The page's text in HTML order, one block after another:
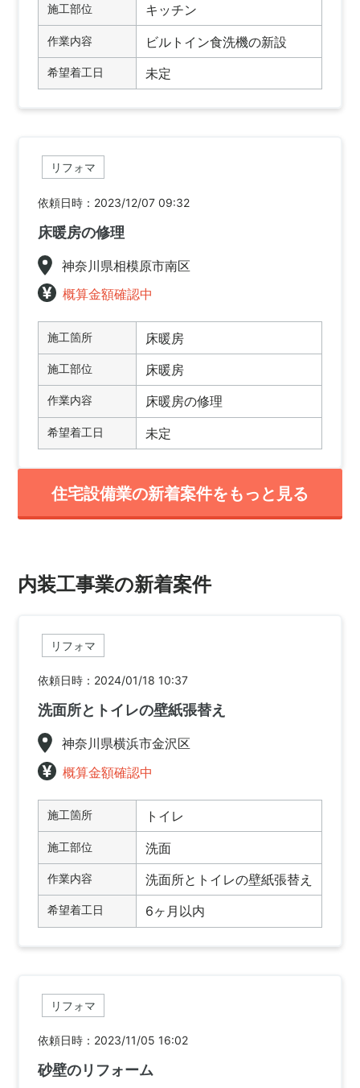
施工部位 キッチン
作業内容 ビルトイン食洗機の新設
希望着工日 未定
リフォマ
依頼日時：2023/12/07 09:32
床暖房の修理
神奈川県相模原市南区
概算金額確認中
施工箇所 床暖房
施工部位 床暖房
作業内容 床暖房の修理
希望着工日 未定
住宅設備業の新着案件をもっと見る
内装工事業の新着案件
リフォマ
依頼日時：2024/01/18 10:37
洗面所とトイレの壁紙張替え
神奈川県横浜市金沢区
概算金額確認中
施工箇所 トイレ
施工部位 洗面
作業内容 洗面所とトイレの壁紙張替え
希望着工日 6ヶ月以内
リフォマ
依頼日時：2023/11/05 16:02
砂壁のリフォーム